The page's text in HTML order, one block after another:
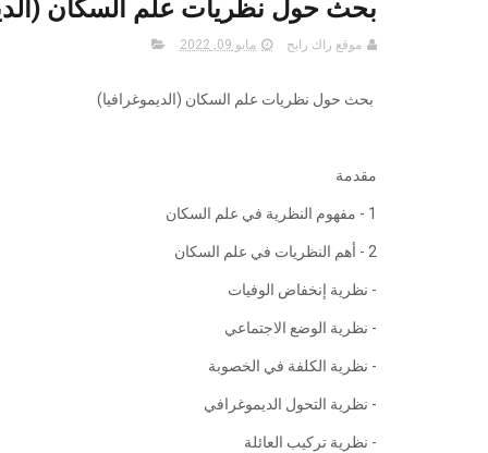
بحث حول نظريات علم السكان
موقع راك رابح مايو 09, 2022
بحث حول نظريات علم السكان (الديموغرافيا)
مقدمة
1 - مفهوم النظرية في علم السكان
2 - أهم النظريات في علم السكان
- نظرية إنخفاض الوفيات
- نظرية الوضع الاجتماعي
- نظرية الكلفة في الخصوبة
- نظرية التحول الديموغرافي
- نظرية تركيب العائلة